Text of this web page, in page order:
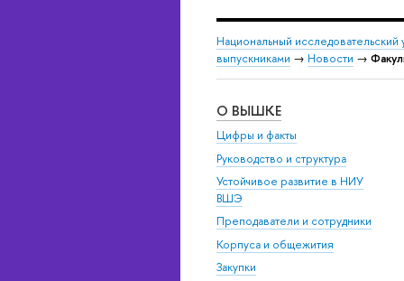
Национальный
выпускниками → Новости →
О ВЫШКЕ
Цифры и факты
Руководство и структура
Устойчивое развитие в НИУ
ВШЭ
Преподаватели и сотрудники
Корпуса и общежития
Закупки